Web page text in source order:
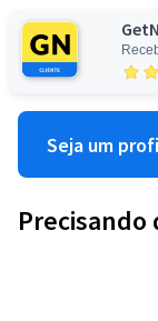
Seja um
Precisando